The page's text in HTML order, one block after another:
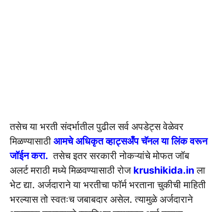
तसेच या भरती संदर्भातील पुढील सर्व अपडेट्स वेळेवर
मिळण्यासाठी आमचे अधिकृत व्हाट्सअँप चॅनल या लिंक वरून
जॉईन करा. तसेच इतर सरकारी नोकऱ्यांचे मोफत जॉब
अलर्ट मराठी मध्ये मिळवण्यासाठी रोज krushikida.inला
भेट द्या. अर्जदाराने या भरतीचा फॉर्म भरताना चुकीची माहिती
भरल्यास तो स्वतःच जबाबदार असेल. त्यामुळे अर्जदाराने